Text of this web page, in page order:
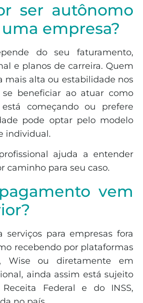
ser autônomo
empresa?
do seu faturamento,
e planos de carreira. Quem
mais alta ou estabilidade nos
se beneficiar ao atuar como
começando ou prefere
pode optar pelo modelo
individual.
ajuda a entender
caminho para seu caso.
vem
serviços para empresas fora
recebendo por plataformas
Wise ou diretamente em
ainda assim está sujeito
Federal e do INSS,